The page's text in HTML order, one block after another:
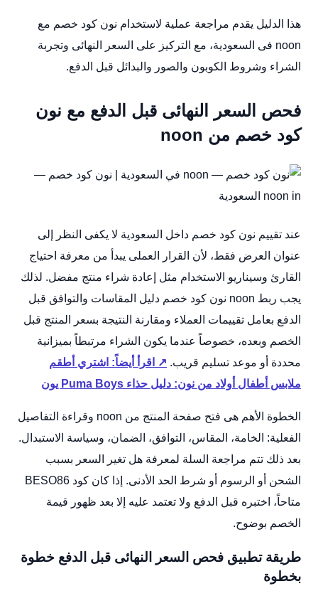
هذا الدليل يقدم مراجعة عملية لاستخدام نون كود خصم مع
noon فى السعودية، مع التركيز على السعر النهائى وتجربة
الشراء وشروط الكوبون والصور والبدائل قبل الدفع.
فحص السعر النهائى قبل الدفع مع نون
كود خصم من noon
عند تقييم نون كود خصم داخل السعودية لا يكفى النظر إلى
عنوان العرض فقط، لأن القرار العملى يبدأ من معرفة احتياج
القارئ وسيناريو الاستخدام مثل إعادة شراء منتج مفضل. لذلك
يجب ربط noon نون كود خصم دليل المقاسات والتوافق قبل
الدفع بعامل تقييمات العملاء ومقارنة النتيجة بسعر المنتج قبل
الخصم وبعده، خصوصاً عندما يكون الشراء مرتبطاً بميزانية
محددة أو موعد تسليم قريب. ↗ اقرأ أيضاً: اشتري أطقم
ملابس أطفال أولاد من نون: دليل حذاء Puma Boys يون
الخطوة الأهم هى فتح صفحة المنتج من noon وقراءة التفاصيل
الفعلية: الخامة، المقاس، التوافق، الضمان، وسياسة الاستبدال.
بعد ذلك تتم مراجعة السلة لمعرفة هل تغير السعر بسبب
الشحن أو الرسوم أو شرط الحد الأدنى. إذا كان كود BESO86
متاحاً، اختبره قبل الدفع ولا تعتمد عليه إلا بعد ظهور قيمة
الخصم بوضوح.
طريقة تطبيق فحص السعر النهائى قبل الدفع خطوة
بخطوة